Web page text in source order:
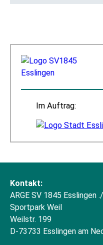
Im Auftrag:
Kontakt:
ARGE SV 1845 Esslingen
Sportpark Weil
Weilstr. 199
D-73733 Esslingen am